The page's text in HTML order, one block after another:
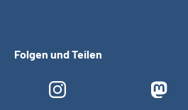
Folgen und Teilen